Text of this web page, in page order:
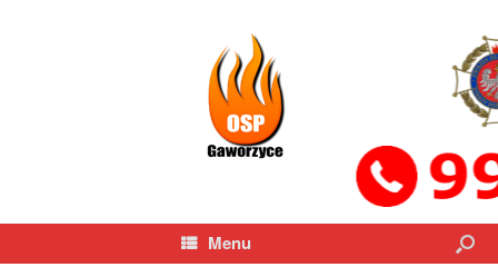
Menu